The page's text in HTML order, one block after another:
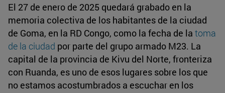
El 27 de enero de 2025 quedará grabado en la
memoria colectiva de los habitantes de la ciudad
de Goma, en la RD Congo, como la fecha de la toma
de la ciudad por parte del grupo armado M23. La
capital de la provincia de Kivu del Norte, fronteriza
con Ruanda, es uno de esos lugares sobre los que
no estamos acostumbrados a escuchar en los